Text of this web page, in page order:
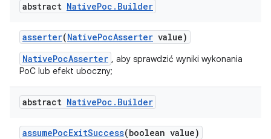
abstract NativePoc . Builder
asserter(NativePocAsserter value)
NativePocAsserter , aby sprawdzić wyniki wykonania
PoC lub efekt uboczny;
abstract NativePoc . Builder
assumePocExitSuccess(boolean value)